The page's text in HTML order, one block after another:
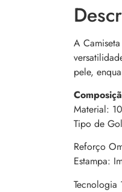
A
pele,
Material:
Tipo de
Reforço
Estampa:
Tecnologia